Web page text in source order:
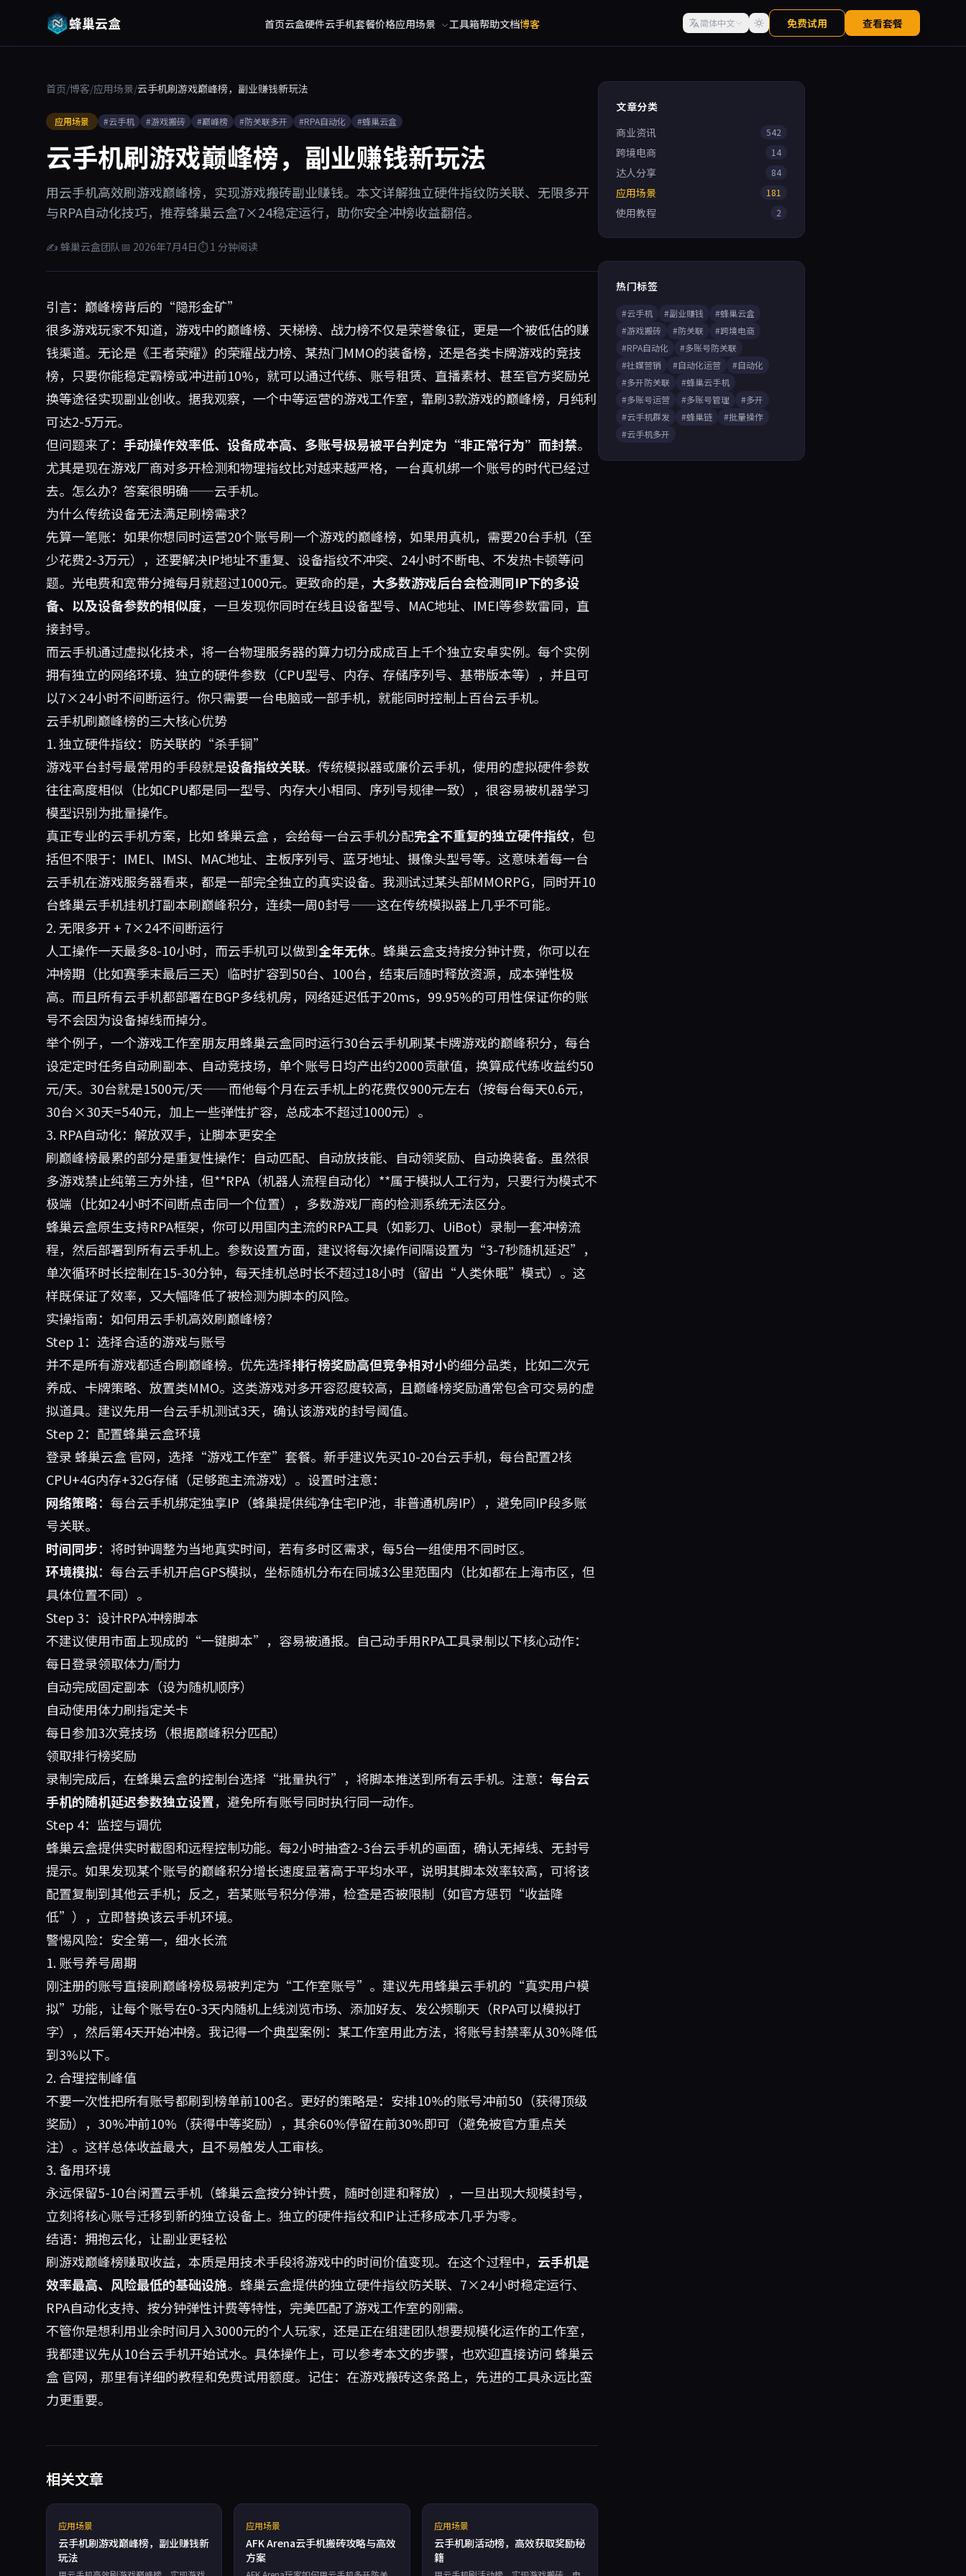
蜂巢云盒 首页云盒硬件云手机套餐价格应用场景 工具箱帮助文档博客 简体中文 免费试用 查看套餐
首页/博客/应用场景/云手机刷游戏巅峰榜，副业赚钱新玩法
应用场景 #云手机 #游戏搬砖 #巅峰榜 #防关联多开 #RPA自动化 #蜂巢云盒
云手机刷游戏巅峰榜，副业赚钱新玩法
用云手机高效刷游戏巅峰榜，实现游戏搬砖副业赚钱。本文详解独立硬件指纹防关联、无限多开
与RPA自动化技巧，推荐蜂巢云盒7×24稳定运行，助你安全冲榜收益翻倍。
✍ 蜂巢云盒团队📅 2026年7月4日⏱ 1 分钟阅读
引言：巅峰榜背后的“隐形金矿”
很多游戏玩家不知道，游戏中的巅峰榜、天梯榜、战力榜不仅是荣誉象征，更是一个被低估的赚
钱渠道。无论是《王者荣耀》的荣耀战力榜、某热门MMO的装备榜，还是各类卡牌游戏的竞技
榜，只要你能稳定霸榜或冲进前10%，就可以通过代练、账号租赁、直播素材、甚至官方奖励兑
换等途径实现副业创收。据我观察，一个中等运营的游戏工作室，靠刷3款游戏的巅峰榜，月纯利
可达2-5万元。
但问题来了： 手动操作效率低、设备成本高、多账号极易被平台判定为“非正常行为”而封禁。
尤其是现在游戏厂商对多开检测和物理指纹比对越来越严格，一台真机绑一个账号的时代已经过
去。怎么办？答案很明确——云手机。
为什么传统设备无法满足刷榜需求？
先算一笔账：如果你想同时运营20个账号刷一个游戏的巅峰榜，如果用真机，需要20台手机（至
少花费2-3万元），还要解决IP地址不重复、设备指纹不冲突、24小时不断电、不发热卡顿等问
题。光电费和宽带分摊每月就超过1000元。更致命的是， 大多数游戏后台会检测同IP下的多设
备、以及设备参数的相似度，一旦发现你同时在线且设备型号、MAC地址、IMEI等参数雷同，直
接封号。
而云手机通过虚拟化技术，将一台物理服务器的算力切分成成百上千个独立安卓实例。每个实例
拥有独立的网络环境、独立的硬件参数（CPU型号、内存、存储序列号、基带版本等），并且可
以7×24小时不间断运行。你只需要一台电脑或一部手机，就能同时控制上百台云手机。
云手机刷巅峰榜的三大核心优势
1. 独立硬件指纹：防关联的“杀手锏”
游戏平台封号最常用的手段就是设备指纹关联。传统模拟器或廉价云手机，使用的虚拟硬件参数
往往高度相似（比如CPU都是同一型号、内存大小相同、序列号规律一致），很容易被机器学习
模型识别为批量操作。
真正专业的云手机方案，比如 蜂巢云盒 ，会给每一台云手机分配完全不重复的独立硬件指纹，包
括但不限于：IMEI、IMSI、MAC地址、主板序列号、蓝牙地址、摄像头型号等。这意味着每一台
云手机在游戏服务器看来，都是一部完全独立的真实设备。我测试过某头部MMORPG，同时开10
台蜂巢云手机挂机打副本刷巅峰积分，连续一周0封号——这在传统模拟器上几乎不可能。
2. 无限多开 + 7×24不间断运行
人工操作一天最多8-10小时，而云手机可以做到全年无休。蜂巢云盒支持按分钟计费，你可以在
冲榜期（比如赛季末最后三天）临时扩容到50台、100台，结束后随时释放资源，成本弹性极
高。而且所有云手机都部署在BGP多线机房，网络延迟低于20ms，99.95%的可用性保证你的账
号不会因为设备掉线而掉分。
举个例子，一个游戏工作室朋友用蜂巢云盒同时运行30台云手机刷某卡牌游戏的巅峰积分，每台
设定定时任务自动刷副本、自动竞技场，单个账号日均产出约2000贡献值，换算成代练收益约50
元/天。30台就是1500元/天——而他每个月在云手机上的花费仅900元左右（按每台每天0.6元，
30台×30天=540元，加上一些弹性扩容，总成本不超过1000元）。
3. RPA自动化：解放双手，让脚本更安全
刷巅峰榜最累的部分是重复性操作：自动匹配、自动放技能、自动领奖励、自动换装备。虽然很
多游戏禁止纯第三方外挂，但**RPA（机器人流程自动化）**属于模拟人工行为，只要行为模式不
极端（比如24小时不间断点击同一个位置），多数游戏厂商的检测系统无法区分。
蜂巢云盒原生支持RPA框架，你可以用国内主流的RPA工具（如影刀、UiBot）录制一套冲榜流
程，然后部署到所有云手机上。参数设置方面，建议将每次操作间隔设置为“3-7秒随机延迟”，
单次循环时长控制在15-30分钟，每天挂机总时长不超过18小时（留出“人类休眠”模式）。这
样既保证了效率，又大幅降低了被检测为脚本的风险。
实操指南：如何用云手机高效刷巅峰榜？
Step 1：选择合适的游戏与账号
并不是所有游戏都适合刷巅峰榜。优先选择排行榜奖励高但竞争相对小的细分品类，比如二次元
养成、卡牌策略、放置类MMO。这类游戏对多开容忍度较高，且巅峰榜奖励通常包含可交易的虚
拟道具。建议先用一台云手机测试3天，确认该游戏的封号阈值。
Step 2：配置蜂巢云盒环境
登录 蜂巢云盒官网，选择“游戏工作室”套餐。新手建议先买10-20台云手机，每台配置2核
CPU+4G内存+32G存储（足够跑主流游戏）。设置时注意：
网络策略：每台云手机绑定独享IP（蜂巢提供纯净住宅IP池，非普通机房IP），避免同IP段多账
号关联。
时间同步：将时钟调整为当地真实时间，若有多时区需求，每5台一组使用不同时区。
环境模拟：每台云手机开启GPS模拟，坐标随机分布在同城3公里范围内（比如都在上海市区，但
具体位置不同）。
Step 3：设计RPA冲榜脚本
不建议使用市面上现成的“一键脚本”，容易被通报。自己动手用RPA工具录制以下核心动作：
每日登录领取体力/耐力
自动完成固定副本（设为随机顺序）
自动使用体力刷指定关卡
每日参加3次竞技场（根据巅峰积分匹配）
领取排行榜奖励
录制完成后，在蜂巢云盒的控制台选择“批量执行”，将脚本推送到所有云手机。注意： 每台云
手机的随机延迟参数独立设置，避免所有账号同时执行同一动作。
Step 4：监控与调优
蜂巢云盒提供实时截图和远程控制功能。每2小时抽查2-3台云手机的画面，确认无掉线、无封号
提示。如果发现某个账号的巅峰积分增长速度显著高于平均水平，说明其脚本效率较高，可将该
配置复制到其他云手机；反之，若某账号积分停滞，检查是否被限制（如官方惩罚“收益降
低”），立即替换该云手机环境。
警惕风险：安全第一，细水长流
1. 账号养号周期
刚注册的账号直接刷巅峰榜极易被判定为“工作室账号”。建议先用蜂巢云手机的“真实用户模
拟”功能，让每个账号在0-3天内随机上线浏览市场、添加好友、发公频聊天（RPA可以模拟打
字），然后第4天开始冲榜。我记得一个典型案例：某工作室用此方法，将账号封禁率从30%降低
到3%以下。
2. 合理控制峰值
不要一次性把所有账号都刷到榜单前100名。更好的策略是：安排10%的账号冲前50（获得顶级
奖励），30%冲前10%（获得中等奖励），其余60%停留在前30%即可（避免被官方重点关
注）。这样总体收益最大，且不易触发人工审核。
3. 备用环境
永远保留5-10台闲置云手机（蜂巢云盒按分钟计费，随时创建和释放），一旦出现大规模封号，
立刻将核心账号迁移到新的独立设备上。独立的硬件指纹和IP让迁移成本几乎为零。
结语：拥抱云化，让副业更轻松
刷游戏巅峰榜赚取收益，本质是用技术手段将游戏中的时间价值变现。在这个过程中， 云手机是
效率最高、风险最低的基础设施。蜂巢云盒提供的独立硬件指纹防关联、7×24小时稳定运行、
RPA自动化支持、按分钟弹性计费等特性，完美匹配了游戏工作室的刚需。
不管你是想利用业余时间月入3000元的个人玩家，还是正在组建团队想要规模化运作的工作室，
我都建议先从10台云手机开始试水。具体操作上，可以参考本文的步骤，也欢迎直接访问 蜂巢云
盒官网，那里有详细的教程和免费试用额度。记住：在游戏搬砖这条路上，先进的工具永远比蛮
力更重要。
相关文章
应用场景
云手机刷游戏巅峰榜，副业赚钱新
玩法
应用场景
AFK Arena云手机搬砖攻略与高效
方案
应用场景
云手机刷活动榜，高效获取奖励秘
籍
文章分类
商业资讯
542
跨境电商 14
达人分享 84
应用场景 181
使用教程 2
热门标签
#云手机 #副业赚钱
#蜂巢云盒
#游戏搬砖
#防关联
#跨境电商
#RPA自动化
#多账号防关联
#社媒营销
#自动化运营
#自动化
#多开防关联
#蜂巢云手机
#多账号运营
#多账号管理
#多开
#云手机群发
#蜂巢链
#批量操作
#云手机多开